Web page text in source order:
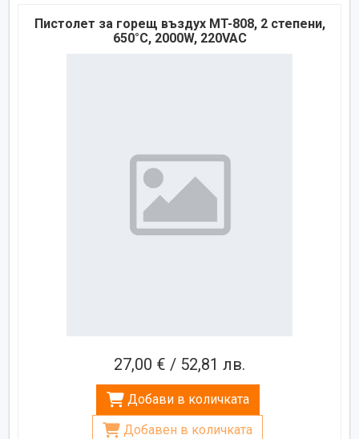
Пистолет за горещ въздух MT-808, 2 степени,
650°C, 2000W, 220VAC
27,00 € / 52,81 лв.
Добави в количката
Добавен в количката